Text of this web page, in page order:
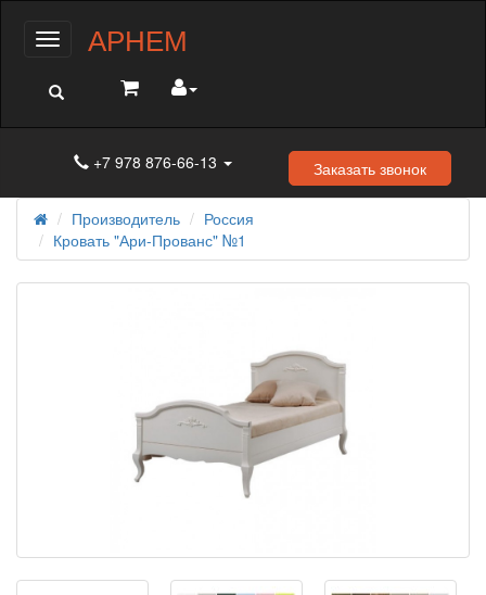
МенюАРНЕМ
+7 978 876-66-13 Заказать звонок
Производитель
Россия
Кровать "Ари-Прованс" №1